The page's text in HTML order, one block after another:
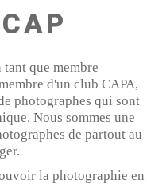
que membre
d'un club CAPA,
photographes qui sont
Nous sommes une
de partout au
la photographie en